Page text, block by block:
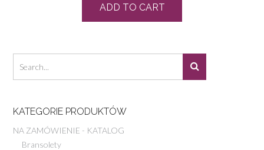
ADD TO CART
KATEGORIE PRODUKTÓW
NA ZAMÓWIENIE - KATALOG
Bransolety